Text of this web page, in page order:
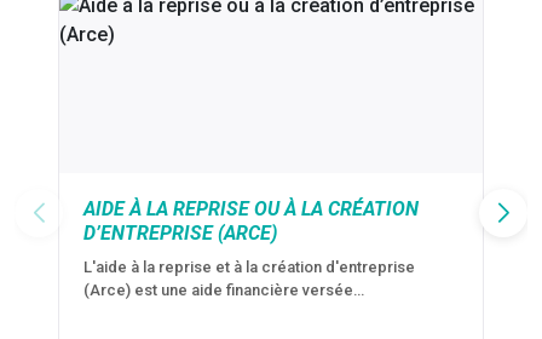
AIDE À LA REPRISE OU À LA CRÉATION
D’ENTREPRISE (ARCE)
L'aide à la reprise et à la création d'entreprise
(Arce) est une aide financière versée…